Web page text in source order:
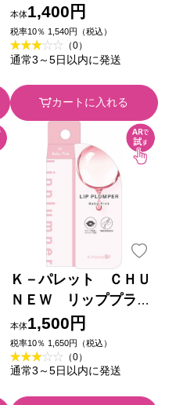
かならぼ
本体1,400円
税率10％ 1,540円（税込）
（0）
通常3～5日以内に発送
カートに入れる
Ｋ－パレット ＣＨＵ
ＮＥＷ リッププラン
パー ０１ ＿ クオレ
本体1,500円
税率10％ 1,650円（税込）
（0）
通常3～5日以内に発送